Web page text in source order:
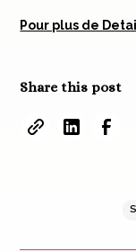
Pour plus de
Share this post